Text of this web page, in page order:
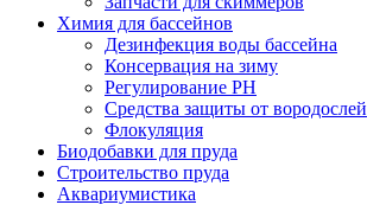
Химия для бассейнов
Дезинфекция воды бассейна
Консервация на зиму
Регулирование PH
Средства защиты от вородослей
Флокуляция
Биодобавки для пруда
Строительство пруда
Аквариумистика